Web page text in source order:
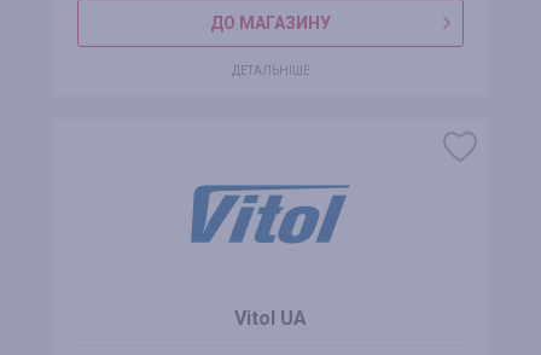
ДО МАГАЗИНУ
ДЕТАЛЬНІШЕ
Vitol UA